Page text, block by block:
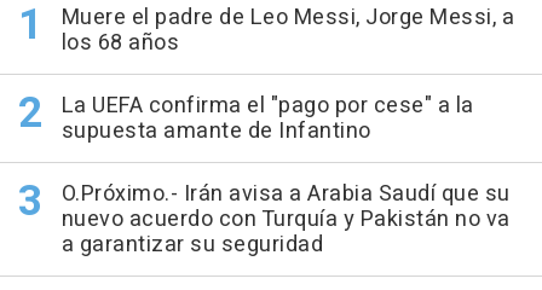
Muere el padre de Leo Messi, Jorge Messi, a
los 68 años
La UEFA confirma el "pago por cese" a la
supuesta amante de Infantino
O.Próximo.- Irán avisa a Arabia Saudí que su
nuevo acuerdo con Turquía y Pakistán no va
a garantizar su seguridad